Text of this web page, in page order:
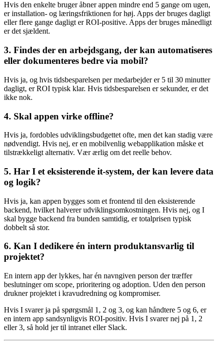
Hvis den enkelte bruger åbner appen mindre end 5 gange om ugen,
er installation- og læringsfriktionen for høj. Apps der bruges dagligt
eller flere gange dagligt er ROI-positive. Apps der bruges månedligt
er det sjældent.
3. Findes der en arbejdsgang, der kan automatiseres
eller dokumenteres bedre via mobil?
Hvis ja, og hvis tidsbesparelsen per medarbejder er 5 til 30 minutter
dagligt, er ROI typisk klar. Hvis tidsbesparelsen er sekunder, er det
ikke nok.
4. Skal appen virke offline?
Hvis ja, fordobles udviklingsbudgettet ofte, men det kan stadig være
nødvendigt. Hvis nej, er en mobilvenlig webapplikation måske et
tilstrækkeligt alternativ. Vær ærlig om det reelle behov.
5. Har I et eksisterende it-system, der kan levere data
og logik?
Hvis ja, kan appen bygges som et frontend til den eksisterende
backend, hvilket halverer udviklingsomkostningen. Hvis nej, og I
skal bygge backend fra bunden samtidig, er totalprisen typisk
dobbelt så stor.
6. Kan I dedikere én intern produktansvarlig til
projektet?
En intern app der lykkes, har én navngiven person der træffer
beslutninger om scope, prioritering og adoption. Uden den person
drukner projektet i kravudredning og kompromiser.
Hvis I svarer ja på spørgsmål 1, 2 og 3, og kan håndtere 5 og 6, er
en intern app sandsynligvis ROI-positiv. Hvis I svarer nej på 1, 2
eller 3, så hold jer til intranet eller Slack.